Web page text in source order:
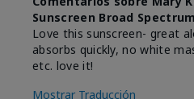
Sunscreen Broad
Love this sunscreen- great
absorbs quickly, no white
etc. love it!
Mostrar Traducción